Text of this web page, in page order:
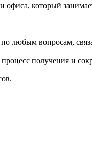
который
любым вопросам,
получения и